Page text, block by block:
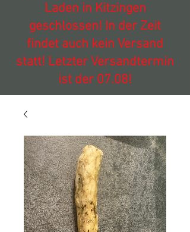
Laden in Kitzingen
geschlossen! In der Zeit
findet auch kein Versand
statt! Letzter Versandtermin
ist der 07.08!